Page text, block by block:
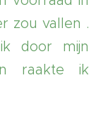
zou vallen .
door mijn
raakte ik